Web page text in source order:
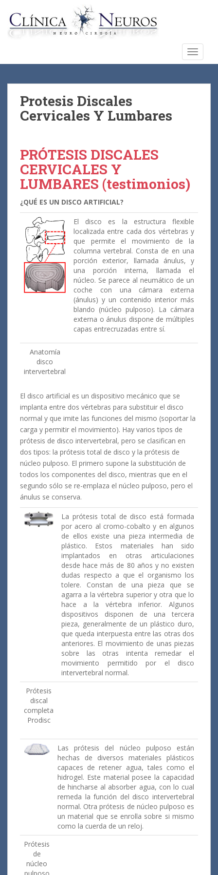
Protesis Discales
Cervicales Y Lumbares
PRÓTESIS DISCALES
CERVICALES Y
LUMBARES (testimonios)
¿QUÉ ES UN DISCO ARTIFICIAL?
El disco es la estructura flexible
localizada entre cada dos vértebras y
que permite el movimiento de la
columna vertebral. Consta de en una
porción exterior, llamada ánulus, y
una porción interna, llamada el
núcleo. Se parece al neumático de un
coche con una cámara externa
(ánulus) y un contenido interior más
blando (núcleo pulposo). La cámara
externa o ánulus dispone de múltiples
capas entrecruzadas entre sí.
Anatomía
disco
intervertebral
El disco artificial es un dispositivo mecánico que se
implanta entre dos vértebras para substituir el disco
normal y que imite las funciones del mismo (soportar la
carga y permitir el movimiento). Hay varios tipos de
prótesis de disco intervertebral, pero se clasifican en
dos tipos: la prótesis total de disco y la prótesis de
núcleo pulposo. El primero supone la substitución de
todos los componentes del disco, mientras que en el
segundo sólo se re-emplaza el núcleo pulposo, pero el
ánulus se conserva.
La prótesis total de disco está formada
por acero al cromo-cobalto y en algunos
de ellos existe una pieza intermedia de
plástico. Estos materiales han sido
implantados en otras articulaciones
desde hace más de 80 años y no existen
dudas respecto a que el organismo los
tolere. Constan de una pieza que se
agarra a la vértebra superior y otra que lo
hace a la vértebra inferior. Algunos
dispositivos disponen de una tercera
pieza, generalmente de un plástico duro,
que queda interpuesta entre las otras dos
anteriores. El movimiento de unas piezas
sobre las otras intenta remedar el
movimiento permitido por el disco
intervertebral normal.
Prótesis
discal
completa
Prodisc
Las prótesis del núcleo pulposo están
hechas de diversos materiales plásticos
capaces de retener agua, tales como el
hidrogel. Este material posee la capacidad
de hincharse al absorber agua, con lo cual
remeda la función del disco intervertebral
normal. Otra prótesis de núcleo pulposo es
un material que se enrolla sobre si mismo
como la cuerda de un reloj.
Prótesis
de
núcleo